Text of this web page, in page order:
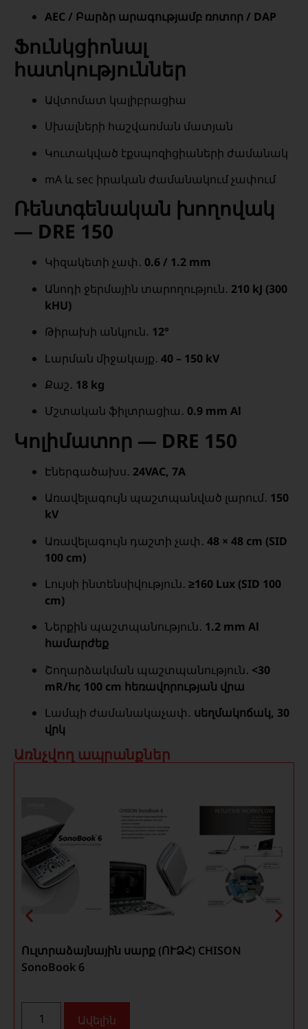
AEC / Բարձր արագությամբ ռոտոր / DAP
Ֆունկցիոնալ
հատկություններ
Ավտոմատ կալիբրացիա
Սխալների հաշվառման մատյան
Կուտակված էքսպոզիցիաների ժամանակ
mA և sec իրական ժամանակում չափում
Ռենտգենական խողովակ
— DRE 150
Կիզակետի չափ․ 0.6 / 1.2 mm
Անոդի ջերմային տարողություն․ 210 kJ (300
kHU)
Թիրախի անկյուն․ 12°
Լարման միջակայք․ 40 – 150 kV
Քաշ․ 18 kg
Մշտական ֆիլտրացիա․ 0.9 mm Al
Կոլիմատոր — DRE 150
Էներգածախս․ 24VAC, 7A
Առավելագույն պաշտպանված լարում․ 150
kV
Առավելագույն դաշտի չափ․ 48 × 48 cm (SID
100 cm)
Լույսի ինտենսիվություն․ ≥160 Lux (SID 100
cm)
Ներքին պաշտպանություն․ 1.2 mm Al
համարժեք
Շողարձակման պաշտպանություն․ <30
mR/hr, 100 cm հեռավորության վրա
Լամպի ժամանակաչափ․ սեղմակոճակ, 30
վրկ
Առնչվող ապրանքներ
Ուլտրաձայնային սարք (ՈՒՁՀ) CHISON
SonoBook 6
Ավելին